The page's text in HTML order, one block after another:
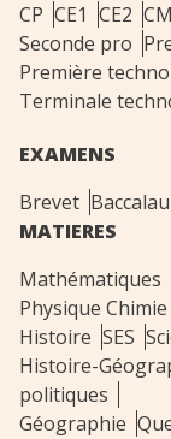
CP CE1 CE2
Seconde pro
Première techno
Terminale
EXAMENS
Brevet
MATIERES
Mathématiques
Physique Chimie
Histoire SES
Histoire-
politiques
Géographie